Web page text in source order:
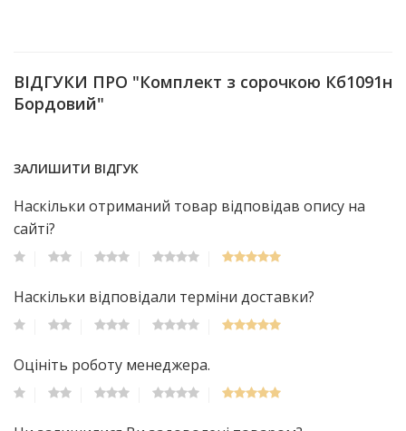
ВІДГУКИ ПРО "Комплект з сорочкою Кб1091н
Бордовий"
ЗАЛИШИТИ ВІДГУК
Наскільки отриманий товар відповідав опису на
сайті?
Наскільки відповідали терміни доставки?
Оцініть роботу менеджера.